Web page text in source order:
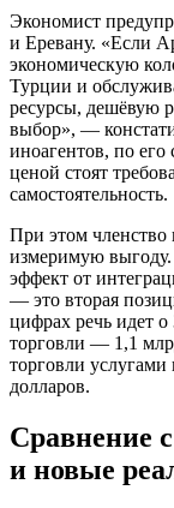
Экономист
и Еревану. «Если
экономическую
Турции и
ресурсы, дешёвую
выбор», —
иноагентов, по его
ценой стоят
самостоятельность.
При этом
измеримую
эффект от
— это вторая
цифрах речь идет
торговли — 1,1
торговли
долларов.
Сравнение
и новые